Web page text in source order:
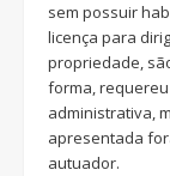
sem possuir
licença para
propriedade,
forma,
administrativa,
apresentada
autuador.